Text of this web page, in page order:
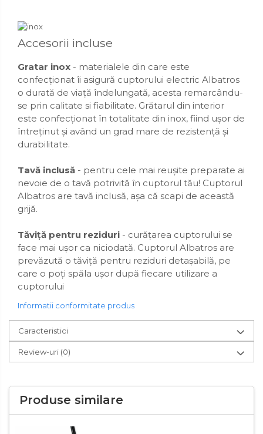
Accesorii incluse
Gratar inox - materialele din care este
confecționat îi asigură cuptorului electric Albatros
o durată de viață îndelungată, acesta remarcându-
se prin calitate si fiabilitate. Grătarul din interior
este confecționat în totalitate din inox, fiind ușor de
întreținut și având un grad mare de rezistență și
durabilitate.
Tavă inclusă - pentru cele mai reușite preparate ai
nevoie de o tavă potrivită în cuptorul tău! Cuptorul
Albatros are tavă inclusă, așa că scapi de această
grijă.
Tăviță pentru reziduri - curățarea cuptorului se
face mai ușor ca niciodată. Cuptorul Albatros are
prevăzută o tăviță pentru reziduri detașabilă, pe
care o poți spăla ușor după fiecare utilizare a
cuptorului
Informatii conformitate produs
Caracteristici
Review-uri (0)
Produse similare